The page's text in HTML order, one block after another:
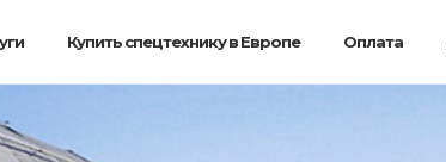
Купить спецтехнику в Европе Оплата